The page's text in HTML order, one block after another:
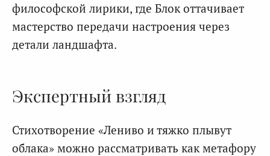
философской лирики, где Блок оттачивает
мастерство передачи настроения через
детали ландшафта.
Экспертный взгляд
Стихотворение «Лениво и тяжко плывут
облака» можно рассматривать как метафору